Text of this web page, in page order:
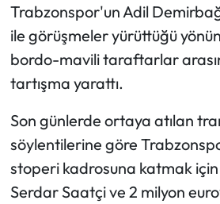
Trabzonspor'un Adil
ile görüşmeler yürüttüğü
bordo-mavili taraftarlar
tartışma yarattı.
Son günlerde ortaya atılan
söylentilerine göre
stoperi kadrosuna katmak
Serdar Saatçi ve 2 milyon
Mektup Galeri
Ekonomi
Turizm